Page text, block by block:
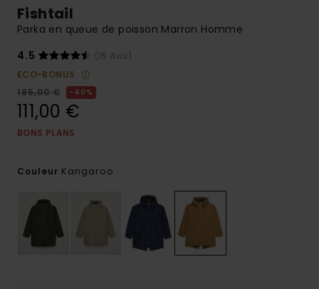
Fishtail
Parka en queue de poisson Marron Homme
4.5
(15 Avis)
ECO-BONUS
185,00 €
40%
111,00 €
BONS PLANS
Couleur Kangaroo